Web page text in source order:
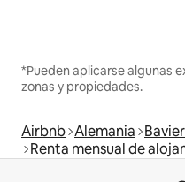
*Pueden aplicarse algunas
zonas y propiedades.
Airbnb Alemania
Renta mensual de